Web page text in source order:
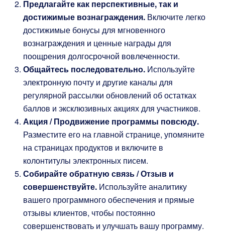
Предлагайте как перспективные, так и
достижимые вознаграждения. Включите легко
достижимые бонусы для мгновенного
вознаграждения и ценные награды для
поощрения долгосрочной вовлеченности.
Общайтесь последовательно. Используйте
электронную почту и другие каналы для
регулярной рассылки обновлений об остатках
баллов и эксклюзивных акциях для участников.
Акция / Продвижение программы повсюду.
Разместите его на главной странице, упомяните
на страницах продуктов и включите в
колонтитулы электронных писем.
Собирайте обратную связь / Отзыв и
совершенствуйте. Используйте аналитику
вашего программного обеспечения и прямые
отзывы клиентов, чтобы постоянно
совершенствовать и улучшать вашу программу.